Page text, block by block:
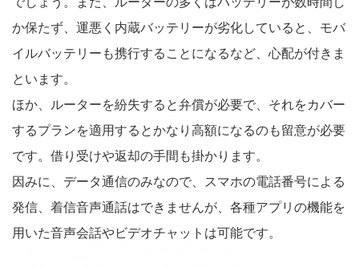
か保たず、運悪く内蔵バッテリーが劣化していると、モバ
イルバッテリーも携行することになるなど、心配が付きま
といます。
ほか、ルーターを紛失すると弁償が必要で、それをカバー
するプランを適用するとかなり高額になるのも留意が必要
です。借り受けや返却の手間も掛かります。
因みに、データ通信のみなので、スマホの電話番号による
発信、着信音声通話はできませんが、各種アプリの機能を
用いた音声会話やビデオチャットは可能です。